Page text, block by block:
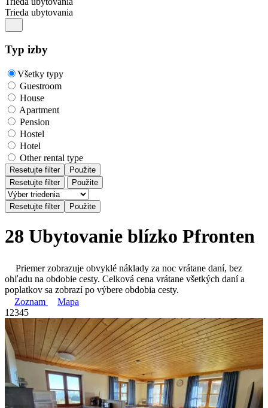
Trieda ubytovania
Typ izby
Všetky typy
Guestroom
House
Apartment
Pension
Hostel
Hotel
Other rental type
Resetujte filter
Použite
Resetujte filter
Použite
28 Ubytovanie blízko Pfronten
Priemer zobrazuje obvyklé náklady za noc vrátane daní, bez
ohľadu na obdobie cesty. Celková cena vrátane všetkých daní a
poplatkov sa zobrazí po výbere obdobia cesty.
Zoznam
Mapa
1 2345